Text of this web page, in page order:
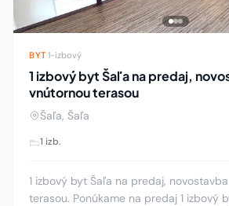
BYT·1-izbový
1 izbový byt Šaľa na predaj,
vnútornou terasou
Šaľa, Šaľa
1 izb.
1 izbový byt Šaľa na predaj,
terasou. Ponúkame na predaj 1 izbový